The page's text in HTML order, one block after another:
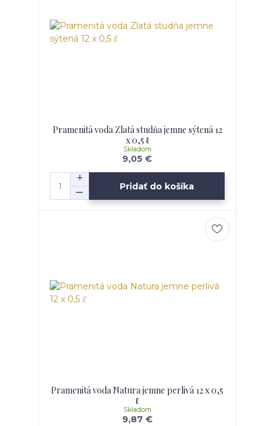
Pramenitá voda Zlatá studňa jemne sýtená 12
x 0,5 ℓ
9,05 €
Skladom
Pridať do košíka
Pramenitá voda Natura jemne perlivá 12 x 0,5
ℓ
9,87 €
Skladom